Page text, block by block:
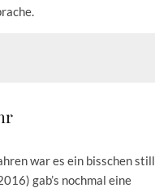
war es ein bisschen still
gab’s nochmal eine